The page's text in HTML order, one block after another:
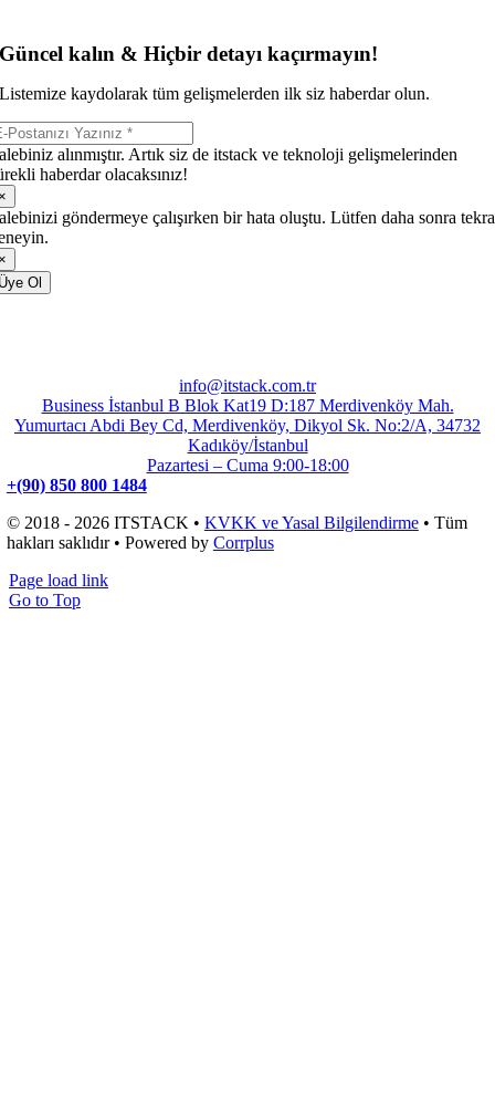
Güncel kalın & Hiçbir detayı kaçırmayın!
Listemize kaydolarak tüm gelişmelerden ilk siz haberdar olun.
alınmıştır. Artık siz de itstack ve teknoloji gelişmelerinden
haberdar olacaksınız!
göndermeye çalışırken bir hata oluştu. Lütfen daha sonra
Ol
info@itstack.com.tr
Business İstanbul B Blok Kat19 D:187 Merdivenköy Mah.
Yumurtacı Abdi Bey Cd, Merdivenköy, Dikyol Sk. No:2/A, 34732
Kadıköy/İstanbul
Pazartesi – Cuma 9:00-18:00
+(90) 850 800 1484
© 2018 - 2026 ITSTACK • KVKK ve Yasal Bilgilendirme• Tüm
hakları saklıdır • Powered by Corrplus
Page load link
Go to Top